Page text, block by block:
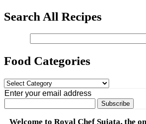
Search All Recipes
Food Categories
Food
Categories
Enter your email address
Welcome to Royal Chef Sujata, the